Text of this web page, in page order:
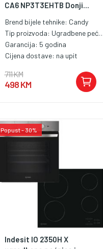
CA6 NP3T3EHTB Donji...
Brend bijele tehnike: Candy
Tip proizvoda: Ugradbene pećnice
Garancija: 5 godina
Cijena dostave: na upit
711 KM
498 KM
Popust - 30%
Indesit IO 2350H X